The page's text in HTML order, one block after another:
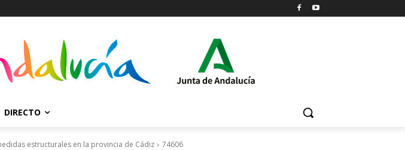
DIRECTO
estructurales en la provincia de Cádiz 74606